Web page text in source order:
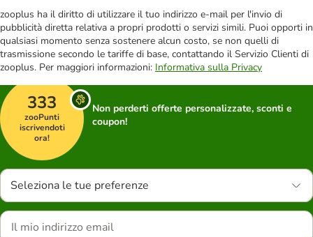
zooplus ha il diritto di utilizzare il tuo indirizzo e-mail per l'invio di
pubblicità diretta relativa a propri prodotti o servizi simili. Puoi opporti in
qualsiasi momento senza sostenere alcun costo, se non quelli di
trasmissione secondo le tariffe di base, contattando il Servizio Clienti di
zooplus. Per maggiori informazioni: Informativa sulla Privacy
333
zooPunti
iscrivendoti
ora!
Non perderti offerte personalizzate, sconti e
coupon!
Seleziona le tue preferenze